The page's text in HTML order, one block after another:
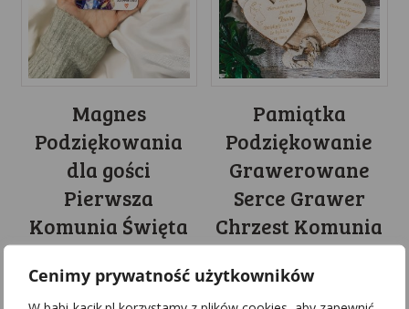
Cenimy prywatność użytkowników
Magnes
Podziękowania
dla gości
Pierwsza
Komunia Święta
9cm II
13.99
Pamiątka
Podziękowanie
Grawerowane
Serce Grawer
Chrzest Komunia
Roczek Magnes